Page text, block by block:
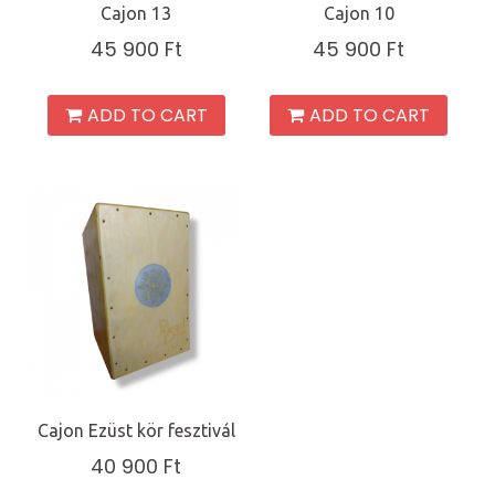
Cajon 13
45 900 Ft
ADD TO CART
Cajon 10
45 900 Ft
ADD TO CART
Cajon Ezüst kör fesztivál
40 900 Ft